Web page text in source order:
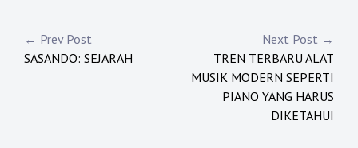
Post
navigation
← Prev Post
SASANDO: SEJARAH
Next Post →
TREN TERBARU ALAT
MUSIK MODERN SEPERTI
PIANO YANG HARUS
DIKETAHUI